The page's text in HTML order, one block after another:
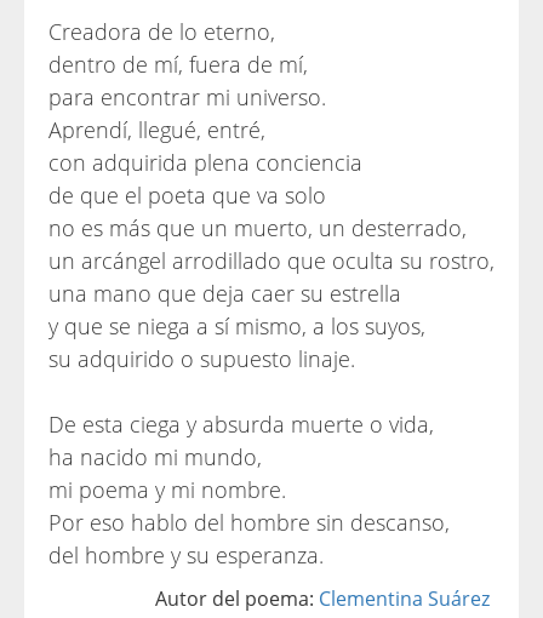
Creadora de lo eterno,
dentro de mí, fuera de mí,
para encontrar mi universo.
Aprendí, llegué, entré,
con adquirida plena conciencia
de que el poeta que va solo
no es más que un muerto, un desterrado,
un arcángel arrodillado que oculta su rostro,
una mano que deja caer su estrella
y que se niega a sí mismo, a los suyos,
su adquirido o supuesto linaje.
De esta ciega y absurda muerte o vida,
ha nacido mi mundo,
mi poema y mi nombre.
Por eso hablo del hombre sin descanso,
del hombre y su esperanza.
Autor del poema: Clementina Suárez